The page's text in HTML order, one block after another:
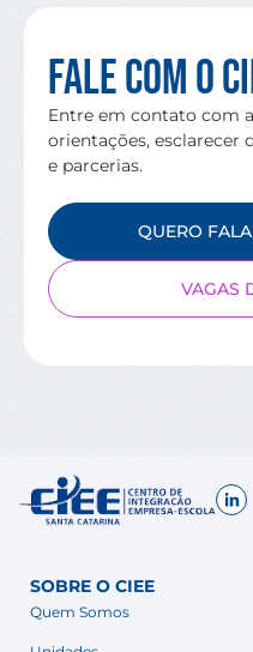
Fale com o
Entre em contato com
orientações, esclarecer
e parcerias.
QUERO
VAGAS
SOBRE O CIEE
Quem Somos